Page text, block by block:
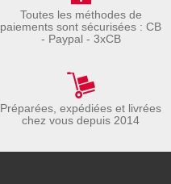
Toutes les méthodes de
paiements sont sécurisées : CB
- Paypal - 3xCB
Préparées, expédiées et livrées
chez vous depuis 2014